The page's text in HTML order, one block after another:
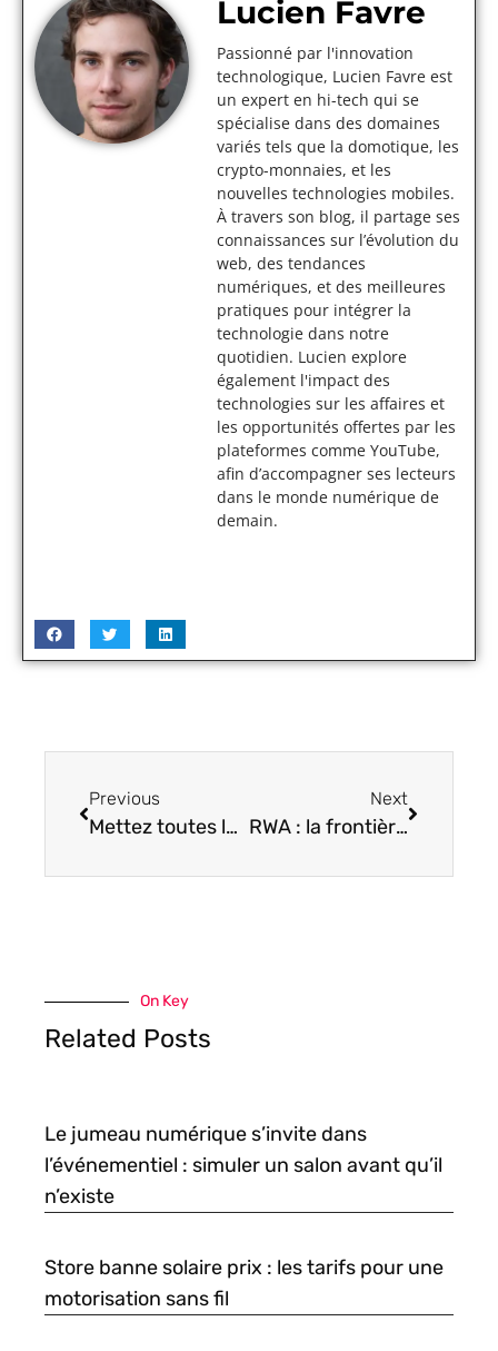
Lucien Favre
Passionné par l'innovation
technologique, Lucien Favre est
un expert en hi-tech qui se
spécialise dans des domaines
variés tels que la domotique, les
crypto-monnaies, et les
nouvelles technologies mobiles.
À travers son blog, il partage ses
connaissances sur l’évolution du
web, des tendances
numériques, et des meilleures
pratiques pour intégrer la
technologie dans notre
quotidien. Lucien explore
également l'impact des
technologies sur les affaires et
les opportunités offertes par les
plateformes comme YouTube,
afin d’accompagner ses lecteurs
dans le monde numérique de
demain.
Previous
Mettez toutes les chances de votre côté en faisant appel à une agence SEO à Marseille
Next
RWA : la frontière entre monde réel et monde numérique s’efface
On Key
Related Posts
Le jumeau numérique s’invite dans
l’événementiel : simuler un salon avant qu’il
n’existe
Store banne solaire prix : les tarifs pour une
motorisation sans fil